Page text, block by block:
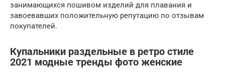
занимающихся пошивом изделий для плавания и
завоевавших положительную репутацию по отзывам
покупателей.
Купальники раздельные в ретро стиле
2021 модные тренды фото женские